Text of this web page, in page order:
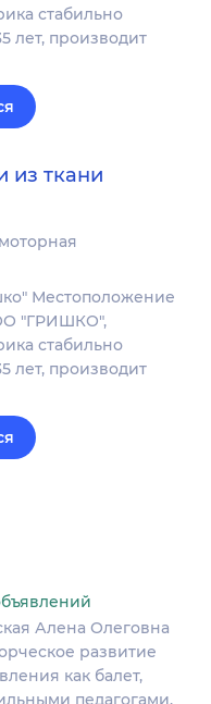
стабильно
лет, производит
из ткани
Местоположение
"ГРИШКО",
стабильно
лет, производит
Алена Олеговна
развитие
как балет,
педагогами.